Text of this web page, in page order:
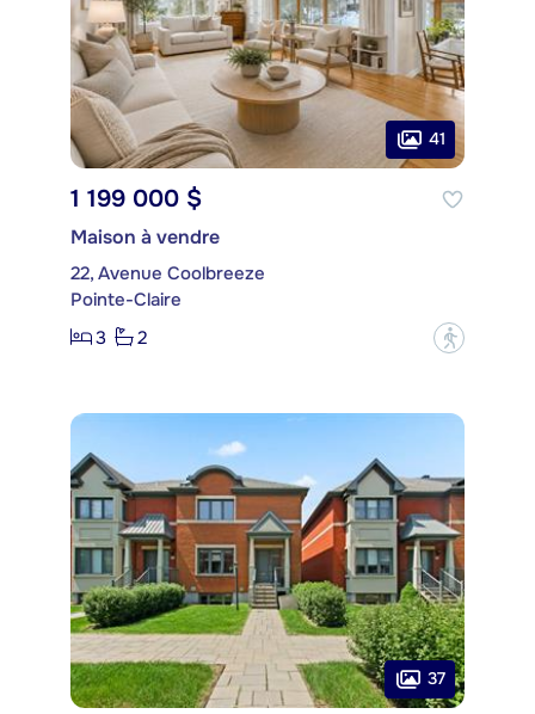
41
1 199 000 $
Maison à vendre
22, Avenue Coolbreeze
Pointe-Claire
3
2 ?
37